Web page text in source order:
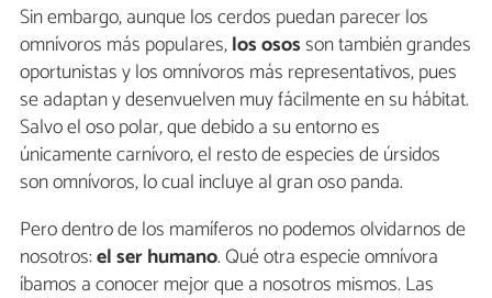
Sin embargo, aunque los cerdos puedan parecer los
omnívoros más populares,los ososson también grandes
oportunistas y los omnívoros más representativos, pues
se adaptan y desenvuelven muy fácilmente en su hábitat.
Salvo el oso polar, que debido a su entorno es
únicamente carnívoro, el resto de especies de úrsidos
son omnívoros, lo cual incluye al gran oso panda.
Pero dentro de los mamíferos no podemos olvidarnos de
nosotros:el ser humano. Qué otra especie omnívora
íbamos a conocer mejor que a nosotros mismos. Las